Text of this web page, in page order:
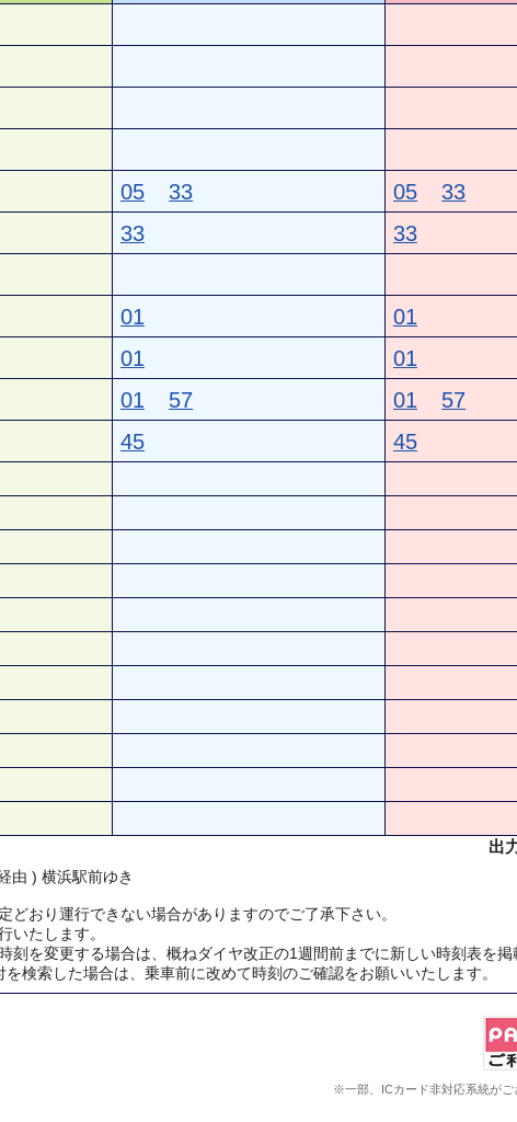
05 33 05 33
33 33
01 01
01 01
01 57 01 57
45 45
出
由 ) 横浜駅前ゆき
おり運行できない場合がありますのでご了承下さい。
たします。
刻を変更する場合は、概ねダイヤ改正の1週間前までに新しい時刻表を
検索した場合は、乗車前に改めて時刻のご確認をお願いいたします。
※一部、ICカード非対応系統がご